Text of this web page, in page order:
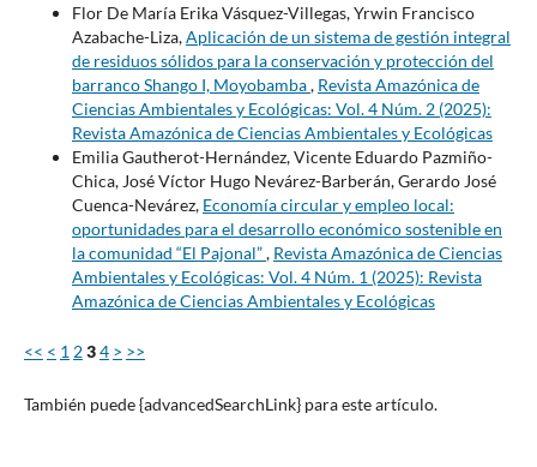
Flor De María Erika Vásquez-Villegas, Yrwin Francisco
Azabache-Liza,Aplicación de un sistema de gestión integral
de residuos sólidos para la conservación y protección del
barranco Shango I, Moyobamba, Revista Amazónica de
Ciencias Ambientales y Ecológicas: Vol. 4 Núm. 2 (2025):
Revista Amazónica de Ciencias Ambientales y Ecológicas
Emilia Gautherot-Hernández, Vicente Eduardo Pazmiño-
Chica, José Víctor Hugo Nevárez-Barberán, Gerardo José
Cuenca-Nevárez, Economía circular y empleo local:
oportunidades para el desarrollo económico sostenible en
la comunidad “El Pajonal”, Revista Amazónica de Ciencias
Ambientales y Ecológicas: Vol. 4 Núm. 1 (2025): Revista
Amazónica de Ciencias Ambientales y Ecológicas
<< < 1 234 > >>
También puede {advancedSearchLink} para este artículo.